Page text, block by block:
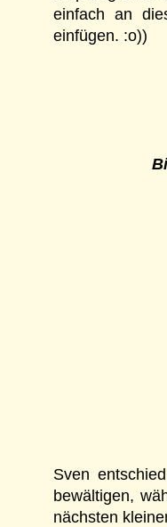
einfach an
einfügen. :o))
Sven
bewältigen,
nächsten